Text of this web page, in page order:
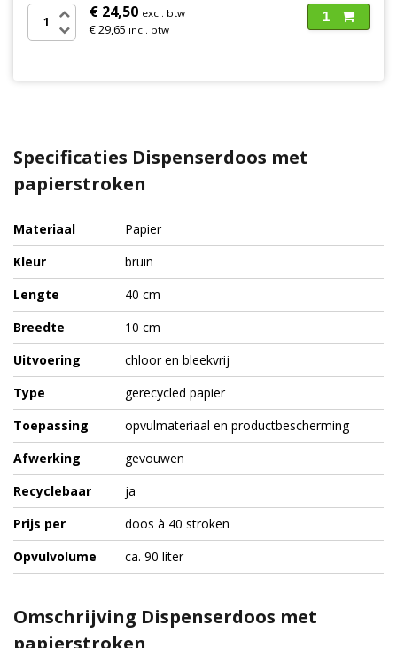
€ 24,50 excl. btw
€ 29,65 incl. btw
1
Specificaties Dispenserdoos met
papierstroken
Materiaal
Papier
Kleur
bruin
Lengte
40 cm
Breedte
10 cm
Uitvoering
chloor en bleekvrij
Type
gerecycled papier
Toepassing
opvulmateriaal en productbescherming
Afwerking
gevouwen
Recyclebaar
ja
Prijs per
doos à 40 stroken
Opvulvolume
ca. 90 liter
Omschrijving Dispenserdoos met
papierstroken